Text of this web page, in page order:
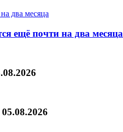
ещё почти на два месяца
05.08.2026